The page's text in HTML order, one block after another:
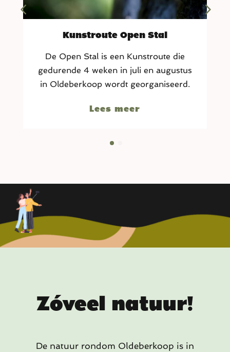
Berkoper Wandeldag
Jaarlijks wordt op de vierde zondag van
juni de Berkoper Wandeldag gehouden.
Zóveel natuur!
De natuur rondom Oldeberkoop is in